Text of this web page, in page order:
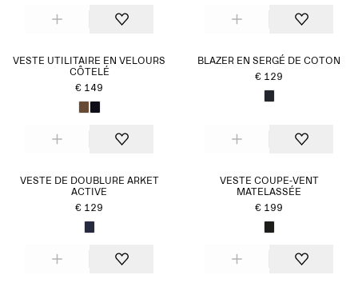
VESTE UTILITAIRE EN VELOURS
CÔTELÉ
€ 149
BLAZER EN SERGÉ DE COTON
€ 129
VESTE DE DOUBLURE ARKET
ACTIVE
€ 129
VESTE COUPE-VENT
MATELASSÉE
€ 199